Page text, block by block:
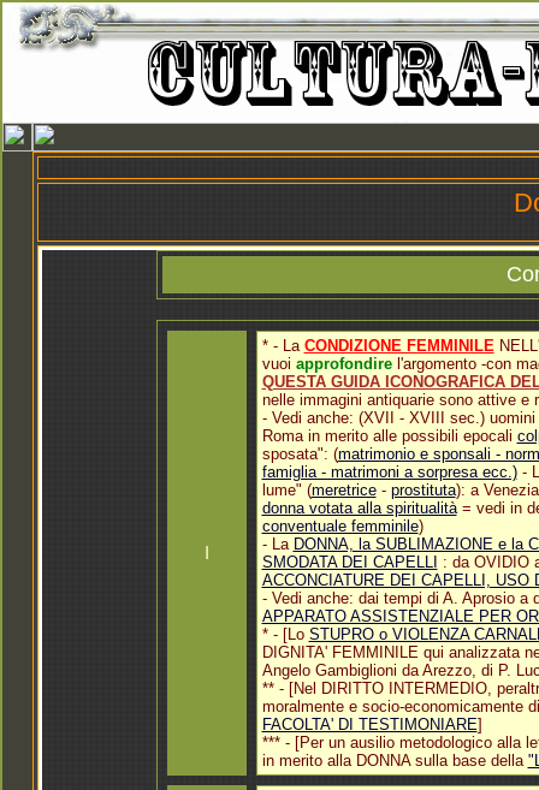
I
* - La CONDIZIONE FEMMINILENELL'
vuoi approfondirel'argomento -con
QUESTA GUIDA ICONOGRAFICA
nelle immagini antiquarie sono attive e
- Vedi anche: (XVII - XVIII sec.)
Roma in merito alle possibili epocali
sposata": (matrimonio e sponsali -
famiglia - matrimoni a sorpresa ecc.)-
lume" (meretrice- prostituta): a
donna votata alla spiritualità= vedi in
conventuale femminile)
- La DONNA, la SUBLIMAZIONE e la
SMODATA DEI CAPELLI : da OVIDIO
ACCONCIATURE DEI CAPELLI,
- Vedi anche: dai tempi di A. Aprosio a
APPARATO ASSISTENZIALE PER
* - [Lo STUPRO o VIOLENZA
DIGNITA' FEMMINILE qui analizzata
Angelo Gambiglioni da Arezzo, di P.
** - [Nel DIRITTO INTERMEDIO,
moralmente e socio-economicamente
FACOLTA' DI TESTIMONIARE]
*** - [Per un ausilio metodologico alla
in merito alla DONNA sulla base della